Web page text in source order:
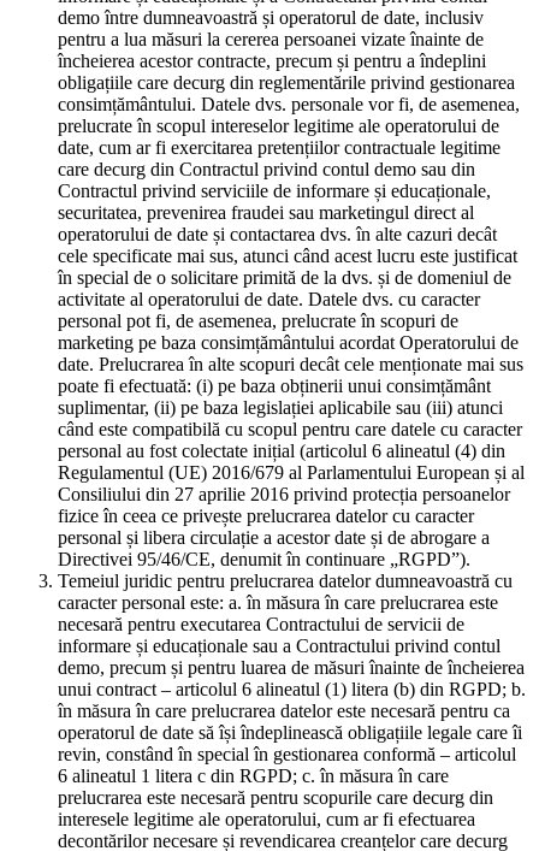
demo între dumneavoastră și operatorul de date, inclusiv
pentru a lua măsuri la cererea persoanei vizate înainte de
încheierea acestor contracte, precum și pentru a îndeplini
obligațiile care decurg din reglementările privind gestionarea
consimțământului. Datele dvs. personale vor fi, de asemenea,
prelucrate în scopul intereselor legitime ale operatorului de
date, cum ar fi exercitarea pretențiilor contractuale legitime
care decurg din Contractul privind contul demo sau din
Contractul privind serviciile de informare și educaționale,
securitatea, prevenirea fraudei sau marketingul direct al
operatorului de date și contactarea dvs. în alte cazuri decât
cele specificate mai sus, atunci când acest lucru este justificat
în special de o solicitare primită de la dvs. și de domeniul de
activitate al operatorului de date. Datele dvs. cu caracter
personal pot fi, de asemenea, prelucrate în scopuri de
marketing pe baza consimțământului acordat Operatorului de
date. Prelucrarea în alte scopuri decât cele menționate mai sus
poate fi efectuată: (i) pe baza obținerii unui consimțământ
suplimentar, (ii) pe baza legislației aplicabile sau (iii) atunci
când este compatibilă cu scopul pentru care datele cu caracter
personal au fost colectate inițial (articolul 6 alineatul (4) din
Regulamentul (UE) 2016/679 al Parlamentului European și al
Consiliului din 27 aprilie 2016 privind protecția persoanelor
fizice în ceea ce privește prelucrarea datelor cu caracter
personal și libera circulație a acestor date și de abrogare a
Directivei 95/46/CE, denumit în continuare „RGPD”).
Temeiul juridic pentru prelucrarea datelor dumneavoastră cu
caracter personal este: a. în măsura în care prelucrarea este
necesară pentru executarea Contractului de servicii de
informare și educaționale sau a Contractului privind contul
demo, precum și pentru luarea de măsuri înainte de încheierea
unui contract – articolul 6 alineatul (1) litera (b) din RGPD; b.
în măsura în care prelucrarea datelor este necesară pentru ca
operatorul de date să își îndeplinească obligațiile legale care îi
revin, constând în special în gestionarea conformă – articolul
6 alineatul 1 litera c din RGPD; c. în măsura în care
prelucrarea este necesară pentru scopurile care decurg din
interesele legitime ale operatorului, cum ar fi efectuarea
decontărilor necesare și revendicarea creanțelor care decurg